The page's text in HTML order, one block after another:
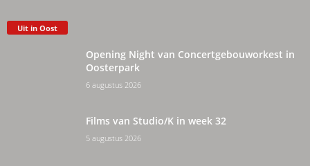
Uit in Oost
Opening Night van Concertgebouworkest in
Oosterpark
6 augustus 2026
Films van Studio/K in week 32
5 augustus 2026